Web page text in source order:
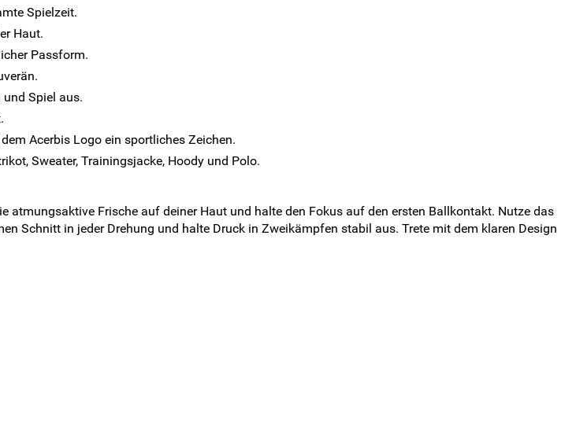
Spielzeit.
Haut.
Passform.
Spiel aus.
Acerbis Logo ein sportliches Zeichen.
Sweater, Trainingsjacke, Hoody und Polo.
atmungsaktive Frische auf deiner Haut und halte den Fokus auf den ersten Ballkontakt. Nutze das
Schnitt in jeder Drehung und halte Druck in Zweikämpfen stabil aus. Trete mit dem klaren Design